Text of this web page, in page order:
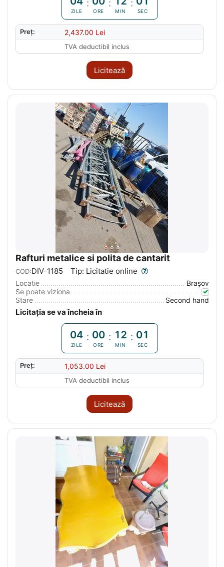
ZILE
:
ORE
:
MIN
:
SEC
Preț: 2,437.00 Lei
TVA deductibil inclus
Licitează
Rafturi metalice si polita de cantarit
COD:DIV-1185 Tip: Licitatie online
Locatie
Braşov
Se poate viziona
Stare
Second hand
Licitația se va încheia în
04
ZILE
: 00
ORE
: 12
MIN
: 00
SEC
Preț: 1,053.00 Lei
TVA deductibil inclus
Licitează